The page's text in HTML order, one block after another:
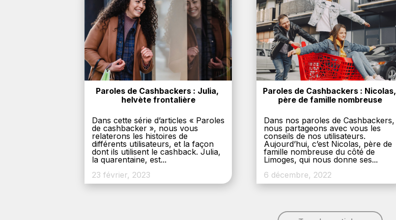
Paroles de Cashbackers : Julia,
helvète frontalière
Dans cette série d’articles « Paroles
de cashbacker », nous vous
relaterons les histoires de
différents utilisateurs, et la façon
dont ils utilisent le cashback. Julia,
la quarentaine, est...
23 février, 2023
Paroles de Cashbackers : Nicolas,
père de famille nombreuse
Dans nos paroles de Cashbackers,
nous partageons avec vous les
conseils de nos utilisateurs.
Aujourd’hui, c’est Nicolas, père de
famille nombreuse du côté de
Limoges, qui nous donne ses...
6 décembre, 2022